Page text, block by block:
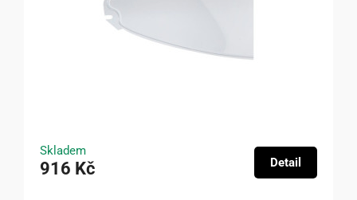
Skladem
916 Kč Detail